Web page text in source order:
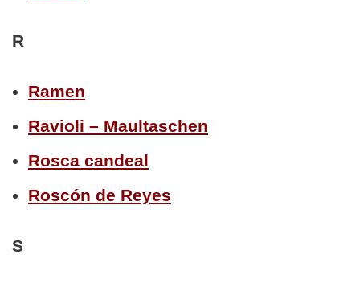
R
Ramen
Ravioli – Maultaschen
Rosca candeal
Roscón de Reyes
S